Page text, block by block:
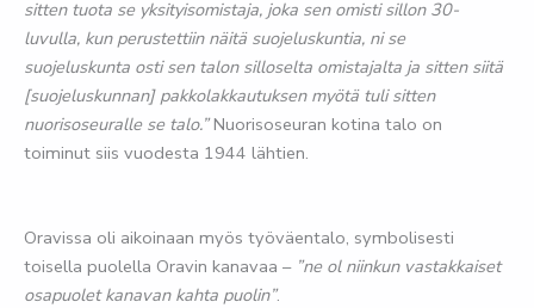
sitten tuota se yksityisomistaja, joka sen omisti sillon 30-
luvulla, kun perustettiin näitä suojeluskuntia, ni se
suojeluskunta osti sen talon silloselta omistajalta ja sitten siitä
[suojeluskunnan] pakkolakkautuksen myötä tuli sitten
nuorisoseuralle se talo.”Nuorisoseuran kotina talo on
toiminut siis vuodesta 1944 lähtien.
Oravissa oli aikoinaan myös työväentalo, symbolisesti
toisella puolella Oravin kanavaa – ”ne ol niinkun vastakkaiset
osapuolet kanavan kahta puolin”.